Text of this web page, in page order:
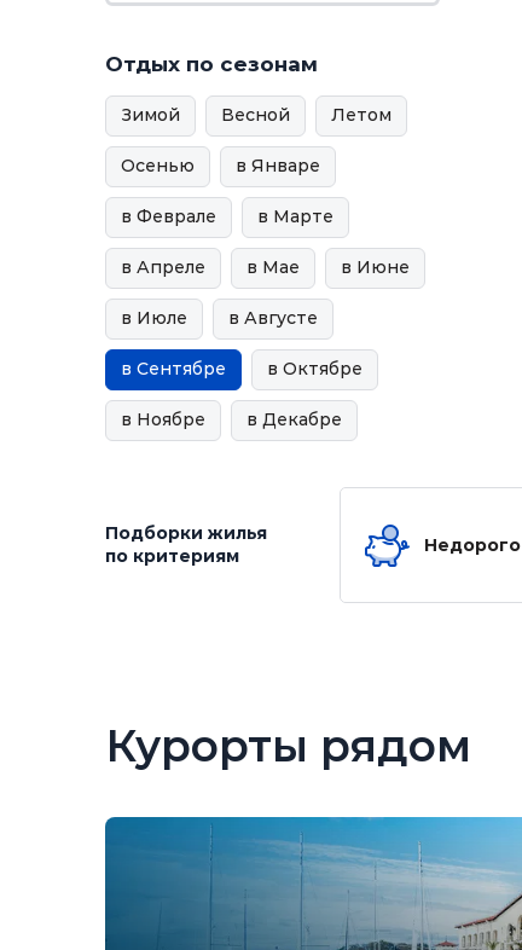
Отдых по сезонам
Зимой Весной Летом
Осенью в Январе
в Феврале в Марте
в Апреле в Мае в Июне
в Июле в Августе
в Сентябре в Октябре
в Ноябре в Декабре
Подборки жилья
по критериям
Недорого
Курорты рядом